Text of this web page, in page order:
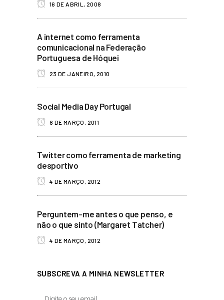
16 DE ABRIL, 2008
A internet como ferramenta
comunicacional na Federação
Portuguesa de Hóquei
23 DE JANEIRO, 2010
Social Media Day Portugal
8 DE MARÇO, 2011
Twitter como ferramenta de marketing
desportivo
4 DE MARÇO, 2012
Perguntem-me antes o que penso, e
não o que sinto (Margaret Tatcher)
4 DE MARÇO, 2012
SUBSCREVA A MINHA NEWSLETTER